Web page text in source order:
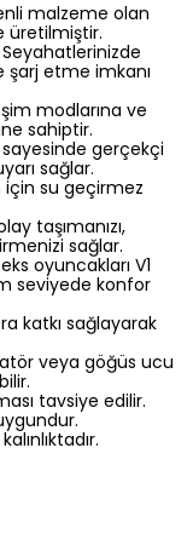
malzeme olan
üretilmiştir.
Seyahatlerinizde
şarj etme imkanı
modlarına ve
sahiptir.
sayesinde gerçekçi
sağlar.
için su geçirmez
taşımanızı,
sağlar.
oyuncakları V1
seviyede konfor
katkı sağlayarak
veya göğüs ucu
tavsiye edilir.